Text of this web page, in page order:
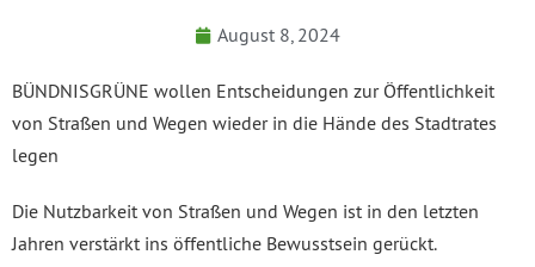
August 8, 2024
BÜNDNISGRÜNE wollen Entscheidungen zur Öffentlichkeit
von Straßen und Wegen wieder in die Hände des Stadtrates
legen
Die Nutzbarkeit von Straßen und Wegen ist in den letzten
Jahren verstärkt ins öffentliche Bewusstsein gerückt.